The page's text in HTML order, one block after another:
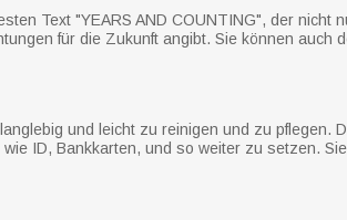
Text "YEARS AND COUNTING", der nicht
für die Zukunft angibt. Sie können auch
und leicht zu reinigen und zu pflegen.
ID, Bankkarten, und so weiter zu setzen.